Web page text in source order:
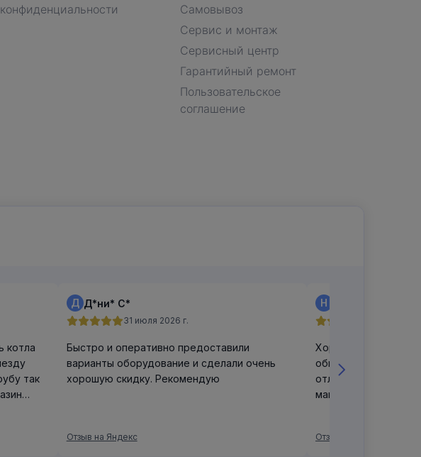
конфиденциальности
Самовывоз
Сервис и монтаж
Сервисный центр
Гарантийный ремонт
Пользовательское
соглашение